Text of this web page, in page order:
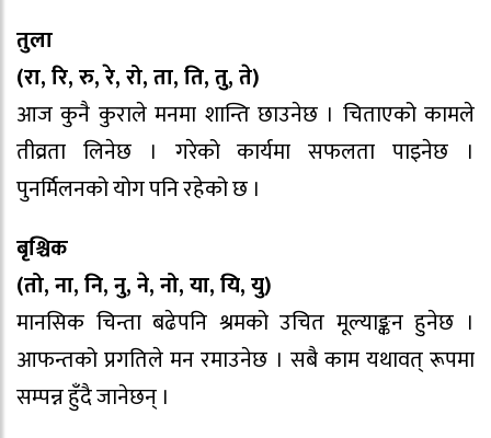
तुला
(रा, रि, रु, रे, रो, ता, ति, तु, ते)
आज कुनै कुराले मनमा शान्ति छाउनेछ । चिताएको कामले
तीव्रता लिनेछ । गरेको कार्यमा सफलता पाइनेछ ।
पुनर्मिलनको योग पनि रहेको छ ।
बृश्चिक
(तो, ना, नि, नु, ने, नो, या, यि, यु)
मानसिक चिन्ता बढेपनि श्रमको उचित मूल्याङ्कन हुनेछ ।
आफन्तको प्रगतिले मन रमाउनेछ । सबै काम यथावत् रूपमा
सम्पन्न हुँदै जानेछन् ।